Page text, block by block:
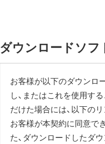
ていただき、[管理]-[フ
ださい。
ファームウェア自動更新
従量制課金契約の場合は
ります。発生した通信費
ダウンロードソ
お客様が以下のダウンロ
し、またはこれを使用す
だけた場合には、以下の
お客様が本契約に同意で
た、ダウンロードしたダ